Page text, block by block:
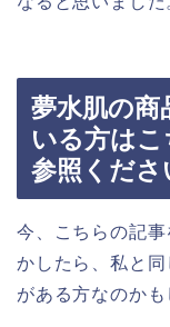
夢水肌の商
いる方は
参照くださ
今、こちらの記
かしたら、私と
がある方なのかも